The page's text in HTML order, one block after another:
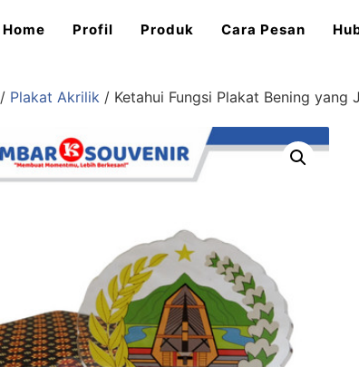
Home Profil Produk Cara Pesan
/ Plakat Akrilik / Ketahui Fungsi Plakat Bening yang